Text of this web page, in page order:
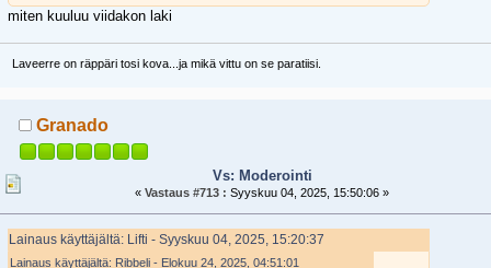
miten kuuluu viidakon laki
Laveerre on räppäri tosi kova...ja mikä vittu on se paratiisi.
Granado
Vs: Moderointi
«Vastaus #713 : Syyskuu 04, 2025, 15:50:06 »
Lainaus käyttäjältä: Lifti - Syyskuu 04, 2025, 15:20:37
Lainaus käyttäjältä: Ribbeli - Elokuu 24, 2025, 04:51:01